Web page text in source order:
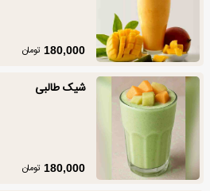
180,000 تومان
شیک طالبی
180,000 تومان